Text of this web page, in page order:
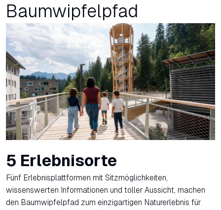
Baumwipfelpfad
5 Erlebnisorte
Fünf Erlebnisplattformen mit Sitzmöglichkeiten,
wissenswerten Informationen und toller Aussicht, machen
den Baumwipfelpfad zum einzigartigen Naturerlebnis für